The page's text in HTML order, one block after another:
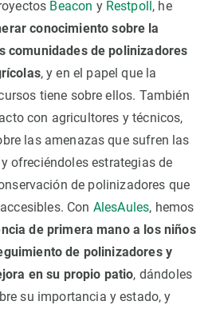
Beacon y Restpoll, he
conocimiento sobre la
comunidades de polinizadores
, y en el papel que la
tiene sobre ellos. También
con agricultores y técnicos,
las amenazas que sufren las
ofreciéndoles estrategias de
de polinizadores que
Con AlesAules, hemos
de primera mano a los niños
de polinizadores y
en su propio patio, dándoles
su importancia y estado, y